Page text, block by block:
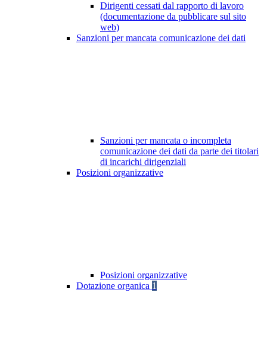
Dirigenti cessati dal rapporto di lavoro
(documentazione da pubblicare sul sito
web)
Sanzioni per mancata comunicazione dei dati
Sanzioni per mancata o incompleta
comunicazione dei dati da parte dei titolari
di incarichi dirigenziali
Posizioni organizzative
Posizioni organizzative
Dotazione organica 1